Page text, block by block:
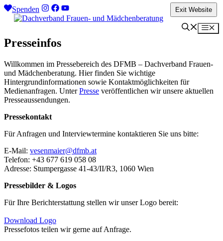
Exit Website
Zum
Inhalt
Spenden
Presseinfos
Willkommen im Pressebereich des DFMB – Dachverband Frauen-
und Mädchenberatung. Hier finden Sie wichtige
Hintergrundinformationen sowie Kontaktmöglichkeiten für
Medienanfragen. UnterPresse veröffentlichen wir unsere aktuellen
Presseaussendungen.
Pressekontakt
Für Anfragen und Interviewtermine kontaktieren Sie uns bitte:
E-Mail: vesenmaier@dfmb.at
Telefon: +43 677 619 058 08
Adresse: Stumpergasse 41-43/II/R3, 1060 Wien
Pressebilder & Logos
Für Ihre Berichterstattung stellen wir unser Logo bereit:
Download Logo
Pressefotos teilen wir gerne auf Anfrage.